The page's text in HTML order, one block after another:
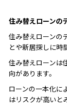
住み替えローンの
住み替えローンの
とや新居探しに時
住み替えローンは
向があります。
ローンの一本化に
はリスクが高いと